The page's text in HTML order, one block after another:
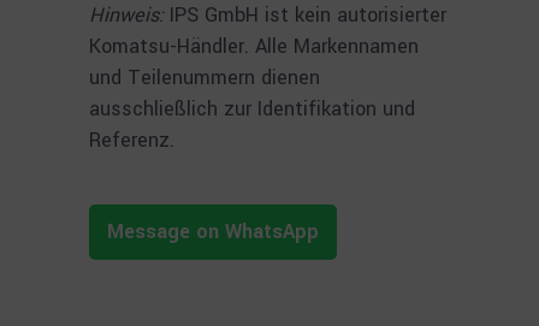
Hinweis: IPS GmbH ist kein autorisierter
Komatsu-Händler. Alle Markennamen
und Teilenummern dienen
ausschließlich zur Identifikation und
Referenz.
Message on WhatsApp